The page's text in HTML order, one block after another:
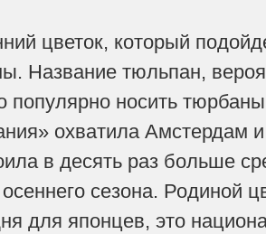
цветок, который
Название тюльпан,
носить
охватила Амстердам
в десять раз больше
сезона. Родиной
для японцев, это